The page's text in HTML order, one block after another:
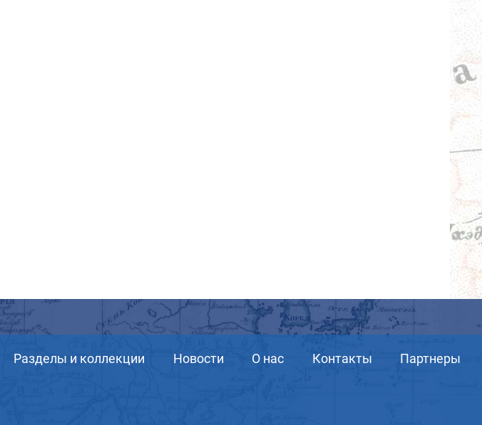
Разделы и коллекции Новости О нас Контакты Партнеры